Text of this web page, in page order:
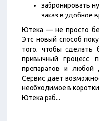
забронировать
заказ в удобное
Ютека — не просто
Это новый способ
того, чтобы
привычный процесс
препаратов и любой
Сервис дает
необходимое в
Ютека раб...